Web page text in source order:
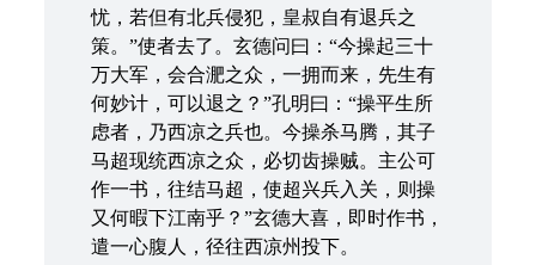
忧，若但有北兵侵犯，皇叔自有退兵之
策。”使者去了。玄德问曰：“今操起三十
万大军，会合淝之众，一拥而来，先生有
何妙计，可以退之？”孔明曰：“操平生所
虑者，乃西凉之兵也。今操杀马腾，其子
马超现统西凉之众，必切齿操贼。主公可
作一书，往结马超，使超兴兵入关，则操
又何暇下江南乎？”玄德大喜，即时作书，
遣一心腹人，径往西凉州投下。